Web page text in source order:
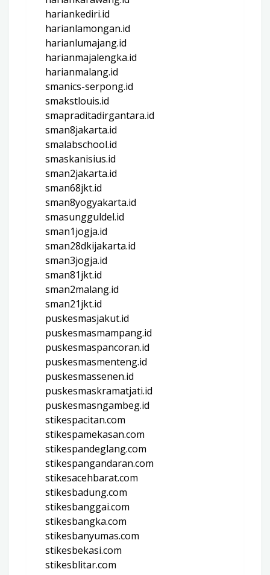
hariankediri.id
harianlamongan.id
harianlumajang.id
harianmajalengka.id
harianmalang.id
smanics-serpong.id
smakstlouis.id
smapraditadirgantara.id
sman8jakarta.id
smalabschool.id
smaskanisius.id
sman2jakarta.id
sman68jkt.id
sman8yogyakarta.id
smasungguldel.id
sman1jogja.id
sman28dkijakarta.id
sman3jogja.id
sman81jkt.id
sman2malang.id
sman21jkt.id
puskesmasjakut.id
puskesmasmampang.id
puskesmaspancoran.id
puskesmasmenteng.id
puskesmassenen.id
puskesmaskramatjati.id
puskesmasngambeg.id
stikespacitan.com
stikespamekasan.com
stikespandeglang.com
stikespangandaran.com
stikesacehbarat.com
stikesbadung.com
stikesbanggai.com
stikesbangka.com
stikesbanyumas.com
stikesbekasi.com
stikesblitar.com